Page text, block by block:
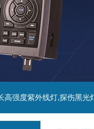
高强度紫外线灯,探伤黑光